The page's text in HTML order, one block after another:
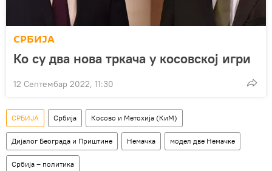
СРБИЈА
Ко су два нова тркача у косовској игри
12 Септембар 2022, 11:30
СРБИЈА Србија Косово и Метохија (КиМ)
Дијалог Београда и Приштине Немачка модел две Немачке
Србија – политика